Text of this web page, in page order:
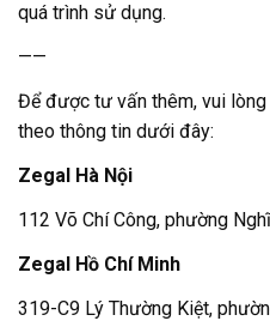
quá trình sử dụng.
——
Để được tư vấn thêm, vui
theo thông tin dưới đây:
Zegal Hà Nội
112 Võ Chí Công, phường
Zegal Hồ Chí Minh
319-C9 Lý Thường Kiệt,